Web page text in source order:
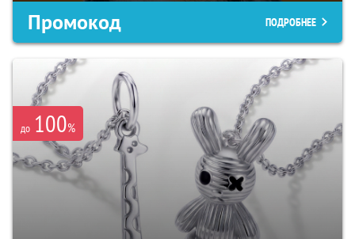
Промокод ПОДРОБНЕЕ
до 100%